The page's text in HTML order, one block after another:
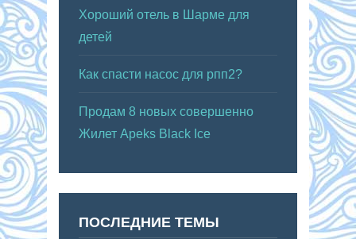
Хороший отель в Шарме для
детей
Как спасти насос для рпп2?
Продам 8 новых совершенно
Жилет Apeks Black Ice
ПОСЛЕДНИЕ ТЕМЫ